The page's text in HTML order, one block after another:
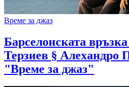
Време за джаз
Барселонската
Терзиев § Алехандро
"Време за джаз"